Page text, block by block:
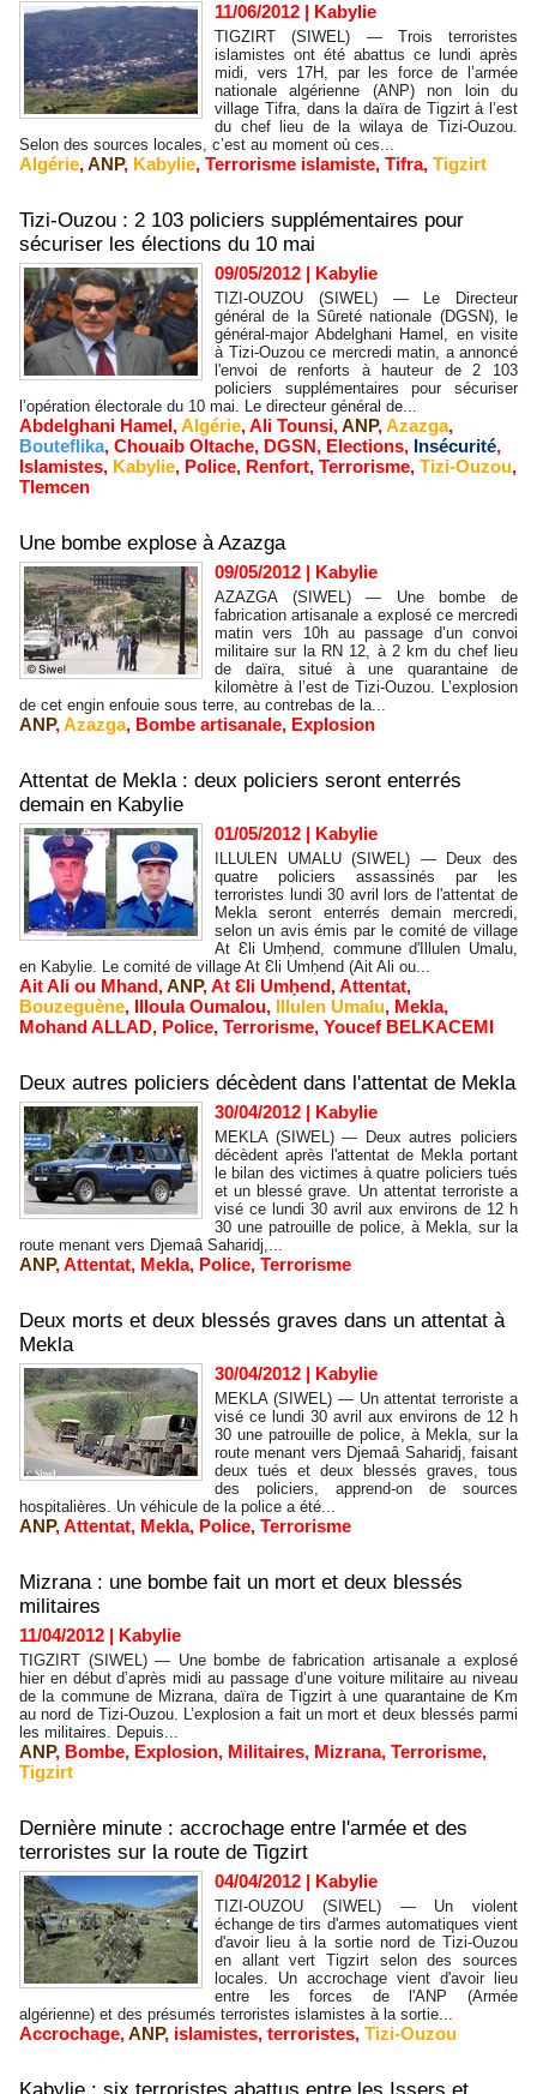
11/06/2012 | Kabylie
TIGZIRT (SIWEL) — Trois terroristes
islamistes ont été abattus ce lundi après
midi, vers 17H, par les force de l’armée
nationale algérienne (ANP) non loin du
village Tifra, dans la daïra de Tigzirt à l’est
du chef lieu de la wilaya de Tizi-Ouzou.
Selon des sources locales, c’est au moment où ces...
Algérie,ANP, Kabylie, Terrorisme islamiste, Tifra, Tigzirt
Tizi-Ouzou : 2 103 policiers supplémentaires pour
sécuriser les élections du 10 mai
09/05/2012 | Kabylie
TIZI-OUZOU (SIWEL) — Le Directeur
général de la Sûreté nationale (DGSN), le
général-major Abdelghani Hamel, en visite
à Tizi-Ouzou ce mercredi matin, a annoncé
l'envoi de renforts à hauteur de 2 103
policiers supplémentaires pour sécuriser
l’opération électorale du 10 mai. Le directeur général de...
Abdelghani Hamel,Algérie,Ali Tounsi,ANP,Azazga,
Bouteflika, Chouaib Oltache, DGSN, Elections, Insécurité,
Islamistes, Kabylie, Police, Renfort, Terrorisme, Tizi-Ouzou,
Tlemcen
Une bombe explose à Azazga
09/05/2012 | Kabylie
AZAZGA (SIWEL) — Une bombe de
fabrication artisanale a explosé ce mercredi
matin vers 10h au passage d’un convoi
militaire sur la RN 12, à 2 km du chef lieu
de daïra, situé à une quarantaine de
kilomètre à l’est de Tizi-Ouzou. L’explosion
de cet engin enfouie sous terre, au contrebas de la...
ANP,Azazga, Bombe artisanale, Explosion
Attentat de Mekla : deux policiers seront enterrés
demain en Kabylie
01/05/2012 | Kabylie
ILLULEN UMALU (SIWEL) — Deux des
quatre policiers assassinés par les
terroristes lundi 30 avril lors de l'attentat de
Mekla seront enterrés demain mercredi,
selon un avis émis par le comité de village
At Ɛli Umḥend, commune d'Illulen Umalu,
en Kabylie. Le comité de village At Ɛli Umḥend (Ait Ali ou...
Ait Ali ou Mhand,ANP,At Ɛli Umḥend,Attentat,
Bouzeguène, Illoula Oumalou, Illulen Umalu, Mekla,
Mohand ALLAD, Police, Terrorisme, Youcef BELKACEMI
Deux autres policiers décèdent dans l'attentat de Mekla
30/04/2012 | Kabylie
MEKLA (SIWEL) — Deux autres policiers
décèdent après l'attentat de Mekla portant
le bilan des victimes à quatre policiers tués
et un blessé grave. Un attentat terroriste a
visé ce lundi 30 avril aux environs de 12 h
30 une patrouille de police, à Mekla, sur la
route menant vers Djemaâ Saharidj,...
ANP,Attentat, Mekla, Police, Terrorisme
Deux morts et deux blessés graves dans un attentat à
Mekla
30/04/2012 | Kabylie
MEKLA (SIWEL) — Un attentat terroriste a
visé ce lundi 30 avril aux environs de 12 h
30 une patrouille de police, à Mekla, sur la
route menant vers Djemaâ Saharidj, faisant
deux tués et deux blessés graves, tous
des policiers, apprend-on de sources
hospitalières. Un véhicule de la police a été...
ANP,Attentat, Mekla, Police, Terrorisme
Mizrana : une bombe fait un mort et deux blessés
militaires
11/04/2012 | Kabylie
TIGZIRT (SIWEL) — Une bombe de fabrication artisanale a explosé
hier en début d’après midi au passage d’une voiture militaire au niveau
de la commune de Mizrana, daïra de Tigzirt à une quarantaine de Km
au nord de Tizi-Ouzou. L’explosion a fait un mort et deux blessés parmi
les militaires. Depuis...
ANP, Bombe, Explosion, Militaires, Mizrana, Terrorisme,
Tigzirt
Dernière minute : accrochage entre l'armée et des
terroristes sur la route de Tigzirt
04/04/2012 | Kabylie
TIZI-OUZOU (SIWEL) — Un violent
échange de tirs d'armes automatiques vient
d'avoir lieu à la sortie nord de Tizi-Ouzou
en allant vert Tigzirt selon des sources
locales. Un accrochage vient d'avoir lieu
entre les forces de l'ANP (Armée
algérienne) et des présumés terroristes islamistes à la sortie...
Accrochage,ANP, islamistes, terroristes, Tizi-Ouzou